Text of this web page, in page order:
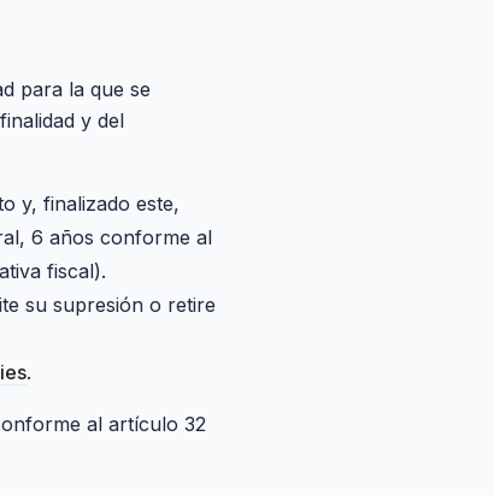
para la que se
y del
y, finalizado este,
6 años conforme al
fiscal).
su supresión o retire
.
al artículo 32